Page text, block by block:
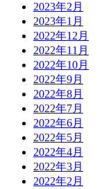
2023年2月
2023年1月
2022年12月
2022年11月
2022年10月
2022年9月
2022年8月
2022年7月
2022年6月
2022年5月
2022年4月
2022年3月
2022年2月